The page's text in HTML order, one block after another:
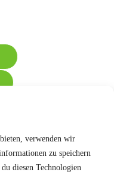
verwenden wir
zu speichern
diesen Technologien